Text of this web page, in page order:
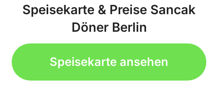
Speisekarte & Preise Sancak
Döner Berlin
Speisekarte ansehen